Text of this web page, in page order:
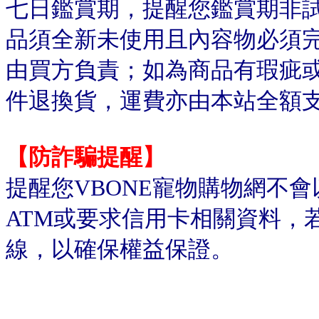
七日鑑賞期，提醒您鑑賞期非
品須全新未使用且內容物必須
由買方負責；如為商品有瑕疵
件退換貨，運費亦由本站全額
【防詐騙提醒】
提醒您VBONE寵物購物網不
ATM或要求信用卡相關資料，
線，以確保權益保證。